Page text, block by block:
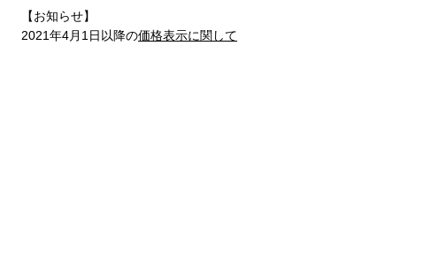
【お知らせ】
2021年4月1日以降の価格表示に関して